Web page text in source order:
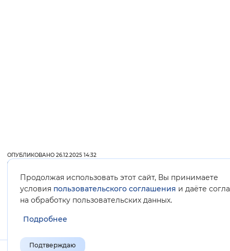
ОПУБЛИКОВАНО 26.12.2025 14:32
ОБНОВЛЕНО 31.07.2026 10:29
Продолжая использовать этот сайт, Вы принимаете
условия пользовательского соглашения и даёте
на обработку пользовательских данных.
Подробнее
Подтверждаю